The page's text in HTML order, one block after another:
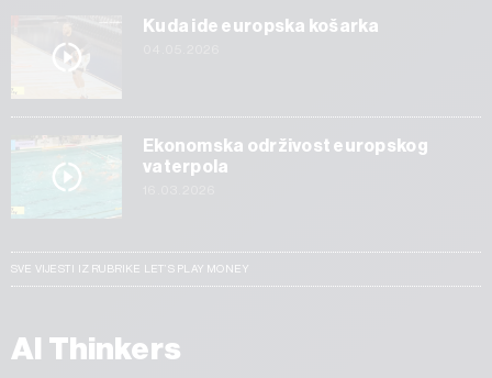
Kuda ide europska košarka
Ekonomska održivost europskog
vaterpola
SVE VIJESTI IZ RUBRIKE LET’S PLAY MONEY
AI Thinkers